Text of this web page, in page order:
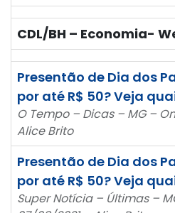
CDL/BH – Economia-
Presentão de Dia dos
por até R$ 50? Veja
O Tempo – Dicas – MG –
Alice Brito
Presentão de Dia dos
por até R$ 50? Veja
Super Notícia – Últimas –